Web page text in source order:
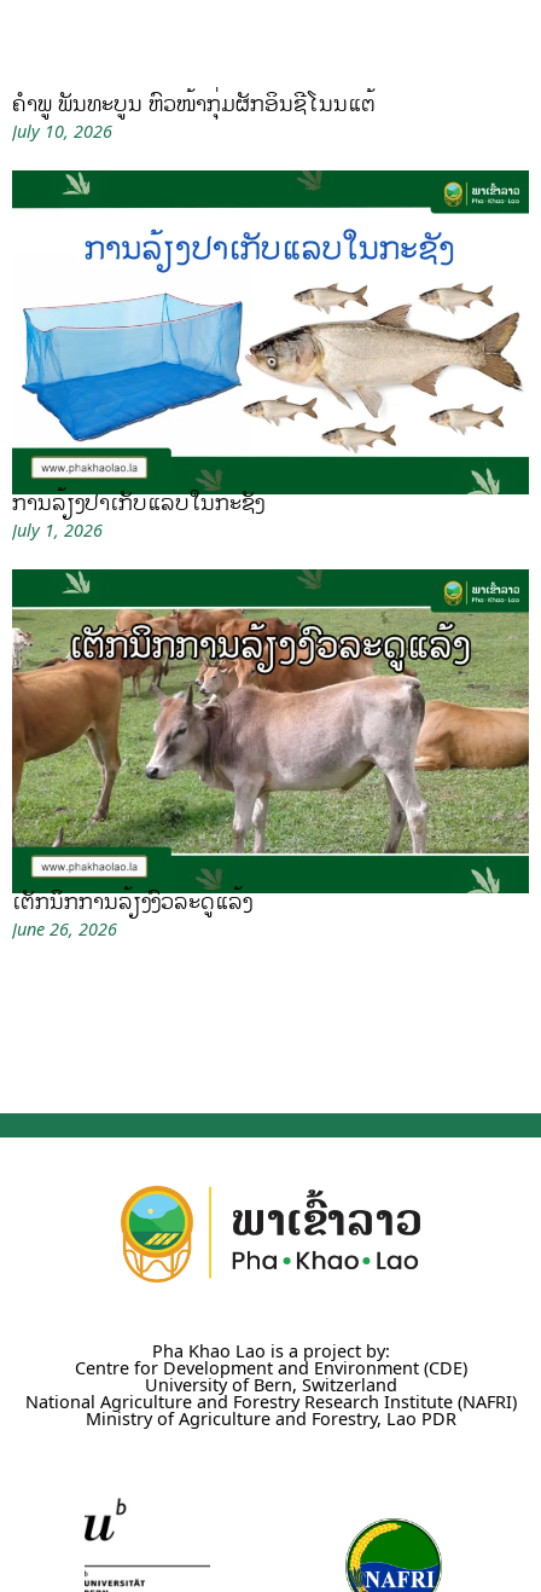
ຄໍາພູ ພັນທະບູນ ຫົວໜ້າກຸ່ມຜັກອິນຊີໂນນແຕ້
July 10, 2026
ການລ້ຽງປາເກັບແລບໃນກະຊັງ
July 1, 2026
ເຕັກນິກການລ້ຽງງົວລະດູແລ້ງ
June 26, 2026
Pha Khao Lao is a project by:
Centre for Development and Environment (CDE)
University of Bern, Switzerland
National Agriculture and Forestry Research Institute (NAFRI)
Ministry of Agriculture and Forestry, Lao PDR